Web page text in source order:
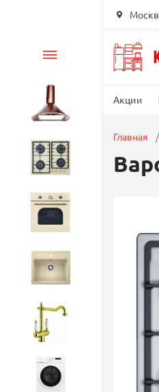
Акции
Каталог
Вытяжки
Варочные
Кухонные
Стиральные
Главная